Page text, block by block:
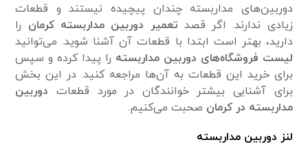
دوربین‌های مداربسته چندان پیچیده نیستند و قطعات
زیادی ندارند. اگر قصد تعمیر دوربین مداربسته کرمان را
دارید، بهتر است ابتدا با قطعات آن آشنا شوید. می‌توانید
لیست فروشگاه‌های دوربین مداربسته را پیدا کرده و سپس
برای خرید این قطعات به آن‌ها مراجعه کنید. در این بخش
برای آشنایی بیشتر خوانندگان در مورد قطعات دوربین
مداربسته در کرمان صحبت می‌کنیم.
لنز دوربین مداربسته